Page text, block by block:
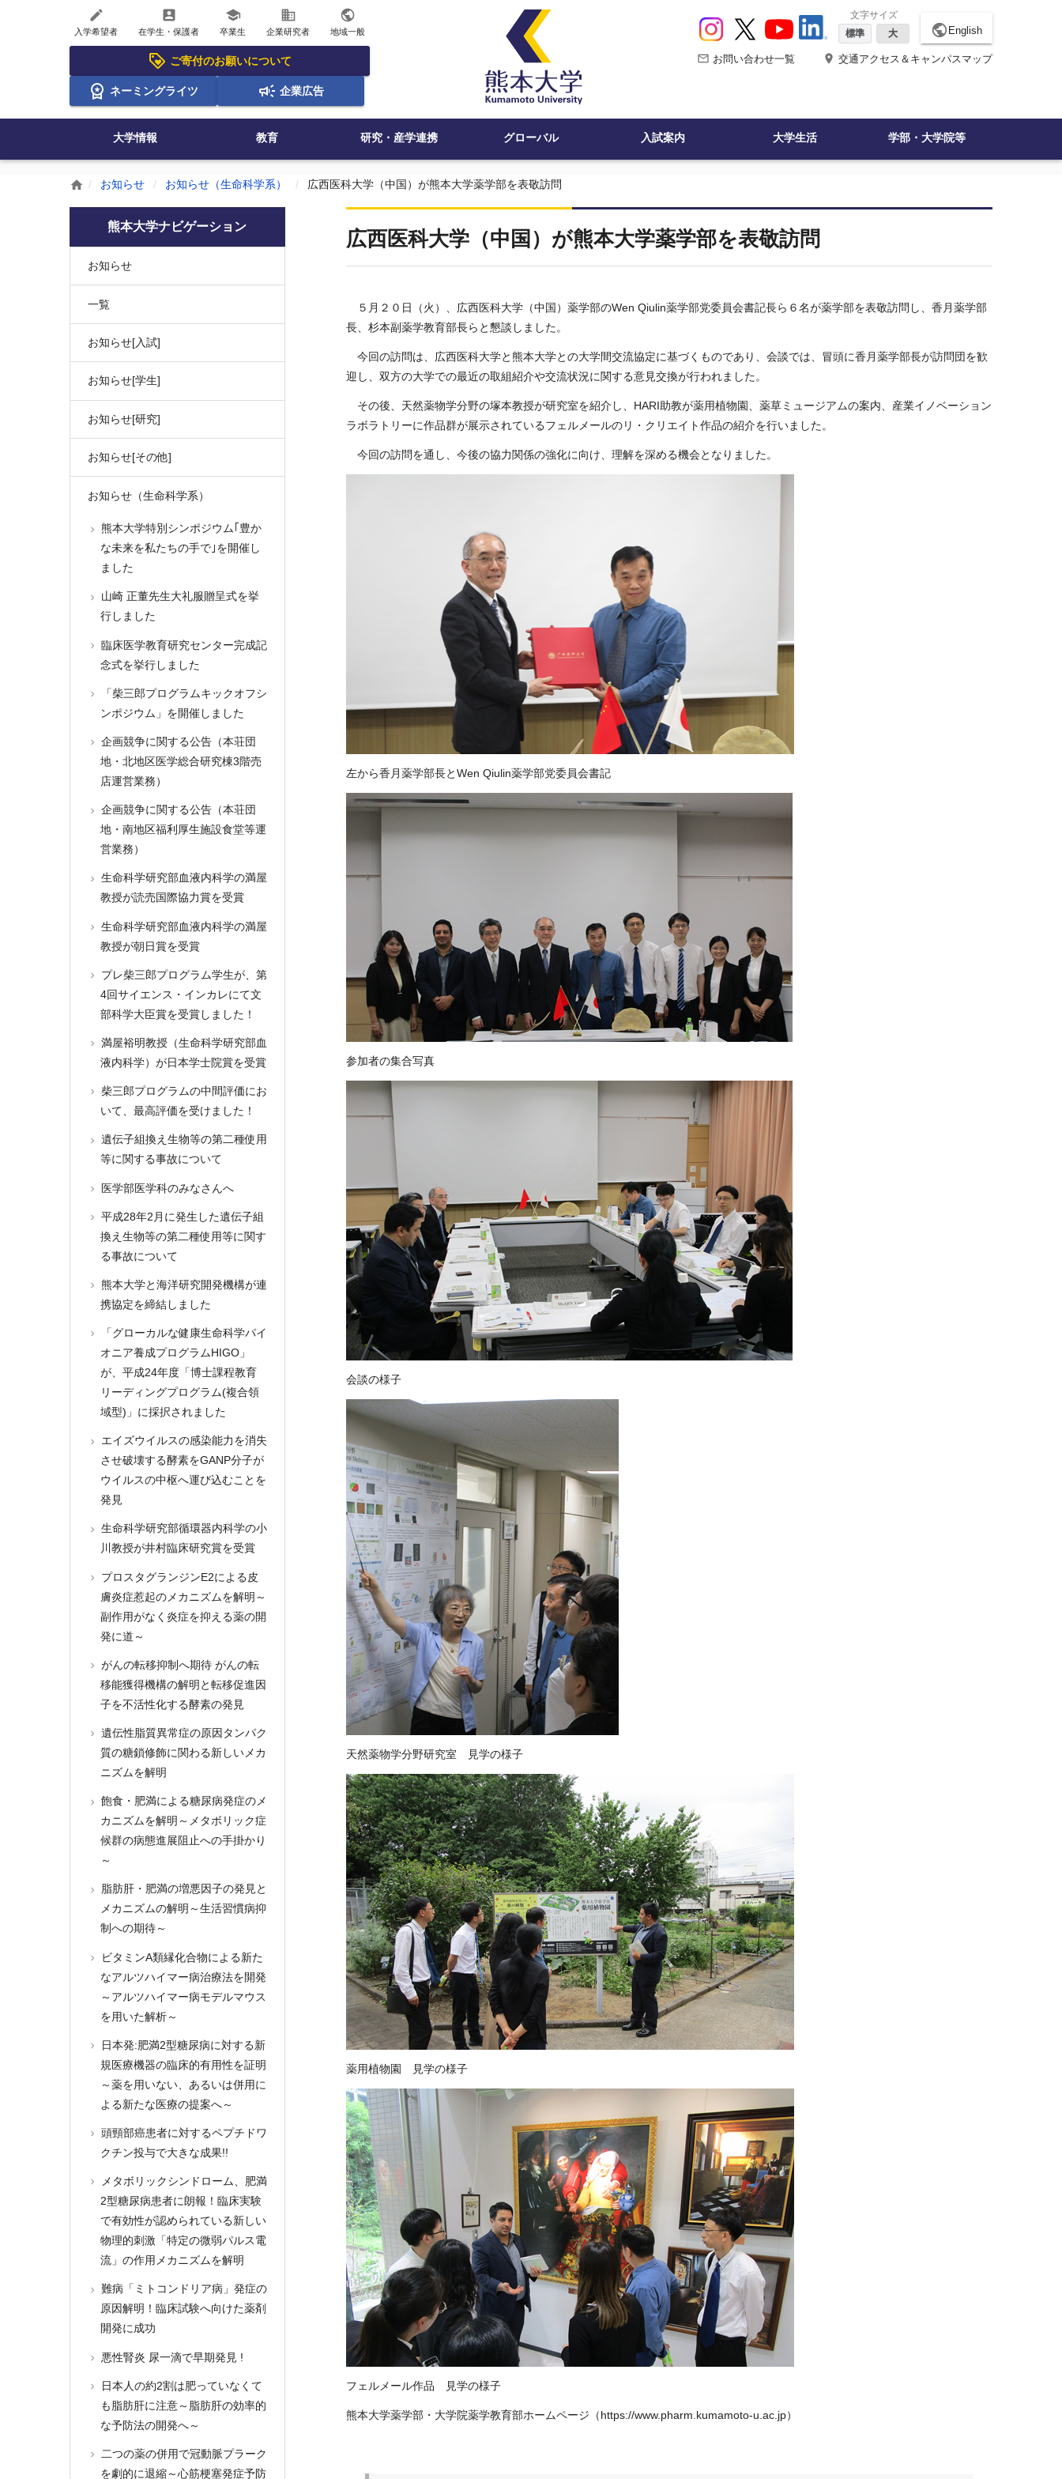
create
入学希望者
account_box
在学生・保護者
school
卒業生
business
企業研究者
public
地域一般
ご寄付のお願いについて
ネーミングライツ 企業広告
文字サイズ
標準
大 public English
mail_outline お問い合わせ一覧 place 交通アクセス＆キャンパスマップ
大学情報 教育 研究・産学連携 グローバル 入試案内 大学生活 学部・大学院等
home お知らせ お知らせ（生命科学系） 広西医科大学（中国）が熊本大学薬学部を表敬訪問
広西医科大学（中国）が熊本大学薬学部を表敬訪問
５月２０日（火）、広西医科大学（中国）薬学部のWen Qiulin薬学部党委員会書記長ら６名が薬学部を表敬訪問し、香月薬学部
長、杉本副薬学教育部長らと懇談しました。
今回の訪問は、広西医科大学と熊本大学との大学間交流協定に基づくものであり、会談では、冒頭に香月薬学部長が訪問団を歓
迎し、双方の大学での最近の取組紹介や交流状況に関する意見交換が行われました。
その後、天然薬物学分野の塚本教授が研究室を紹介し、 HARI助教が薬用植物園、薬草ミュージアムの案内、産業イノベーション
ラボラトリーに作品群が展示されているフェルメールのリ・クリエイト作品の紹介を行いました。
今回の訪問を通し、今後の協力関係の強化に向け、理解を深める機会となりました。
左から香月薬学部長とWen Qiulin薬学部党委員会書記
参加者の集合写真
会談の様子
天然薬物学分野研究室 見学の様子
薬用植物園 見学の様子
フェルメール作品 見学の様子
熊本大学薬学部・大学院薬学教育部ホームページ（https://www.pharm.kumamoto-u.ac.jp）
熊本大学ナビゲーション
お知らせ
一覧
お知らせ[入試]
お知らせ[学生]
お知らせ[研究]
お知らせ[その他]
お知らせ（生命科学系）
熊本大学特別シンポジウム｢豊か
な未来を私たちの手で｣を開催し
ました
山崎 正董先生大礼服贈呈式を挙
行しました
臨床医学教育研究センター完成記
念式を挙行しました
「柴三郎プログラムキックオフシ
ンポジウム」を開催しました
企画競争に関する公告（本荘団
地・北地区医学総合研究棟3階売
店運営業務）
企画競争に関する公告（本荘団
地・南地区福利厚生施設食堂等運
営業務）
生命科学研究部血液内科学の満屋
教授が読売国際協力賞を受賞
生命科学研究部血液内科学の満屋
教授が朝日賞を受賞
プレ柴三郎プログラム学生が、第
4回サイエンス・インカレにて文
部科学大臣賞を受賞しました！
満屋裕明教授（生命科学研究部血
液内科学）が日本学士院賞を受賞
柴三郎プログラムの中間評価にお
いて、最高評価を受けました！
遺伝子組換え生物等の第二種使用
等に関する事故について
医学部医学科のみなさんへ
平成28年2月に発生した遺伝子組
換え生物等の第二種使用等に関す
る事故について
熊本大学と海洋研究開発機構が連
携協定を締結しました
「グローカルな健康生命科学パイ
オニア養成プログラムHIGO」
が、平成24年度「博士課程教育
リーディングプログラム(複合領
域型)」に採択されました
エイズウイルスの感染能力を消失
させ破壊する酵素をGANP分子が
ウイルスの中枢へ運び込むことを
発見
生命科学研究部循環器内科学の小
川教授が井村臨床研究賞を受賞
プロスタグランジンE2による皮
膚炎症惹起のメカニズムを解明～
副作用がなく炎症を抑える薬の開
発に道～
がんの転移抑制へ期待 がんの転
移能獲得機構の解明と転移促進因
子を不活性化する酵素の発見
遺伝性脂質異常症の原因タンパク
質の糖鎖修飾に関わる新しいメカ
ニズムを解明
飽食・肥満による糖尿病発症のメ
カニズムを解明～メタボリック症
候群の病態進展阻止への手掛かり
～
脂肪肝・肥満の増悪因子の発見と
メカニズムの解明～生活習慣病抑
制への期待～
ビタミンA類縁化合物による新た
なアルツハイマー病治療法を開発
～アルツハイマー病モデルマウス
を用いた解析～
日本発:肥満2型糖尿病に対する新
規医療機器の臨床的有用性を証明
～薬を用いない、あるいは併用に
よる新たな医療の提案へ～
頭頸部癌患者に対するペプチドワ
クチン投与で大きな成果!!
メタボリックシンドローム、肥満
2型糖尿病患者に朗報！臨床実験
で有効性が認められている新しい
物理的刺激「特定の微弱パルス電
流」の作用メカニズムを解明
難病「ミトコンドリア病」発症の
原因解明！臨床試験へ向けた薬剤
開発に成功
悪性腎炎 尿一滴で早期発見 !
日本人の約2割は肥っていなくて
も脂肪肝に注意～脂肪肝の効率的
な予防法の開発へ～
二つの薬の併用で冠動脈プラーク
を劇的に退縮～心筋梗塞発症予防